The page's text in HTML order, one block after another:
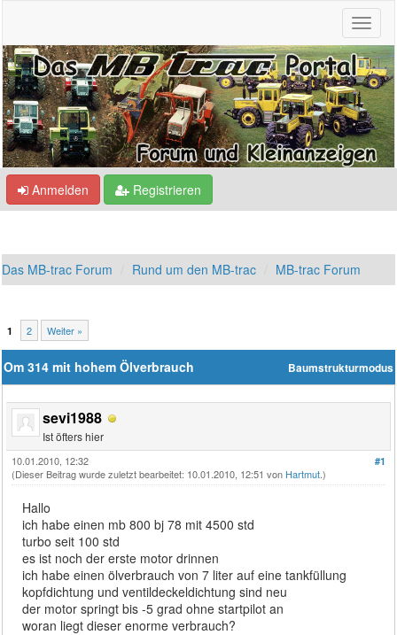
Anmelden Registrieren
Das MB-trac Forum Rund um den MB-trac MB-trac Forum
1 2 Weiter »
Baumstrukturmodus
Om 314 mit hohem Ölverbrauch
sevi1988
Ist öfters hier
#1
10.01.2010, 12:32
(Dieser Beitrag wurde zuletzt bearbeitet: 10.01.2010, 12:51 von Hartmut.)
Hallo
ich habe einen mb 800 bj 78 mit 4500 std
turbo seit 100 std
es ist noch der erste motor drinnen
ich habe einen ölverbrauch von 7 liter auf eine tankfüllung
kopfdichtung und ventildeckeldichtung sind neu
der motor springt bis -5 grad ohne startpilot an
woran liegt dieser enorme verbrauch?